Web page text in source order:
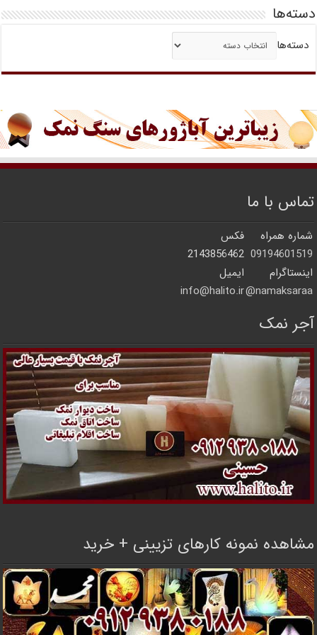
دسته‌ها
دسته‌ها
تماس با ما
شماره همراه
فکس
09194601519
2143856462
اینستاگرام
ایمیل
namaksaraa@
info@halito.ir
آجر نمک
مشاهده نمونه کارهای تزیینی + خرید